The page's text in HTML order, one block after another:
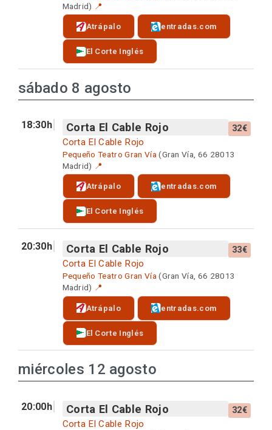
Madrid) 📍
Atrápalo entradas.com
El Corte Inglés
sábado 8 agosto
18:30h Corta El Cable Rojo 32€
Corta El Cable Rojo
Pequeño Teatro Gran Vía (Gran Vía, 66 28013
Madrid) 📍
Atrápalo entradas.com
El Corte Inglés
20:30h Corta El Cable Rojo 33€
Corta El Cable Rojo
Pequeño Teatro Gran Vía(Gran Vía, 66 28013
Madrid) 📍
Atrápalo entradas.com
El Corte Inglés
miércoles 12 agosto
20:00h Corta El Cable Rojo 32€
Corta El Cable Rojo